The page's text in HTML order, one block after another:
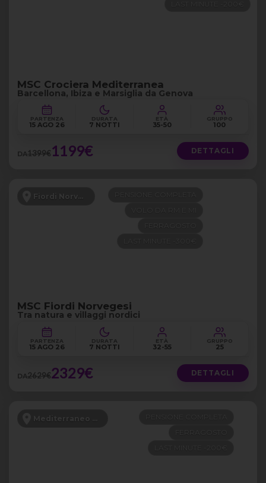
MSC Crociera Mediterranea
Barcellona, Ibiza e Marsiglia da Genova
PARTENZA
15 AGO 26
DURATA
7 NOTTI
ETÀ
35-50
GRUPPO
100
DA1399€1199€ DETTAGLI
Fiordi Norvegesi
MSC Fiordi Norvegesi
Tra natura e villaggi nordici
PARTENZA
15 AGO 26
DURATA
7 NOTTI
ETÀ
32-55
GRUPPO
25
DA2629€2329€ DETTAGLI
Mediterraneo Orientale